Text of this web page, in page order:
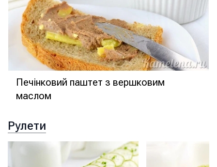
Печінковий паштет з вершковим
маслом
Рулети